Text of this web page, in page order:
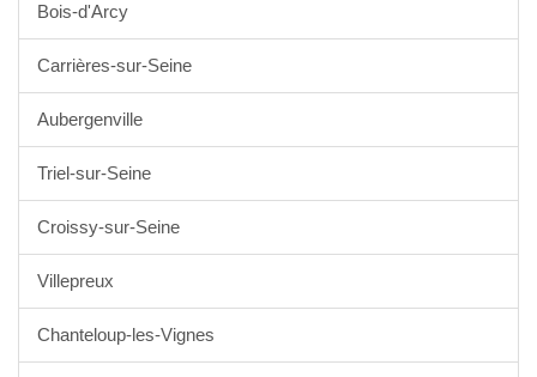
Bois-d'Arcy
Carrières-sur-Seine
Aubergenville
Triel-sur-Seine
Croissy-sur-Seine
Villepreux
Chanteloup-les-Vignes